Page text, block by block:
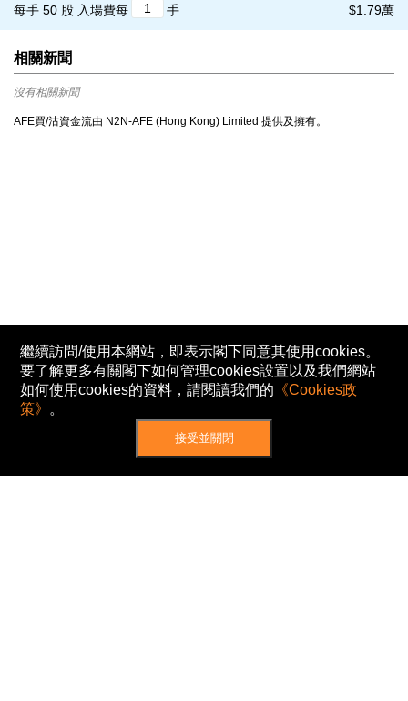
$1.79萬
每手 50 股 入場費每 手
相關新聞
沒有相關新聞
AFE買/沽資金流由 N2N-AFE (Hong Kong) Limited 提供及擁有。
繼續訪問/使用本網站，即表示閣下同意其使用cookies。
要了解更多有關閣下如何管理cookies設置以及我們網站
如何使用cookies的資料，請閱讀我們的 《Cookies政
策》 。
接受並關閉